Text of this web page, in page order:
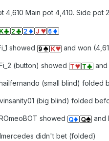
4,610 Main pot 4,410. Side pot
showed and won
(button) showed and
(small blind) folded
(big blind) folded
showed and
didn't bet (folded)